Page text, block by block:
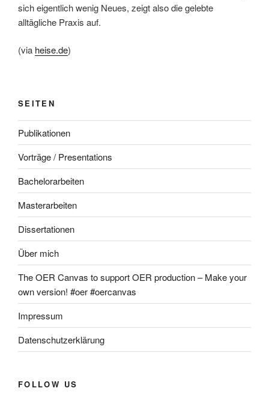
sich eigentlich wenig Neues, zeigt also die gelebte
alltägliche Praxis auf.
(via heise.de)
SEITEN
Publikationen
Vorträge / Presentations
Bachelorarbeiten
Masterarbeiten
Dissertationen
Über mich
The OER Canvas to support OER production – Make your
own version! #oer #oercanvas
Impressum
Datenschutzerklärung
FOLLOW US